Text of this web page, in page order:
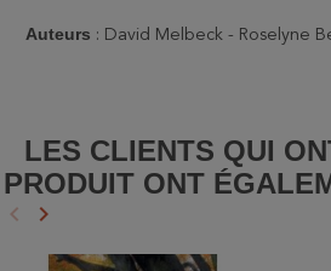
Auteurs : David Melbeck - Roselyne
LES CLIENTS QUI
PRODUIT ONT
Précédent
keyboard_arrow_left Suivant
keyboard_arrow_right